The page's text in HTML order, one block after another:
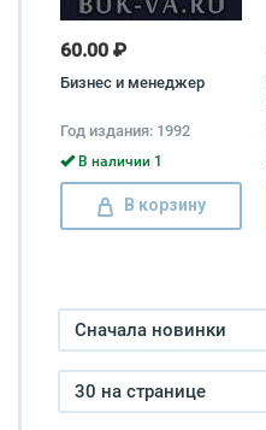
60.00 ₽
Бизнес и менеджер
Год издания: 1992
В наличии 1
В корзину
Сначала новинки
30 на странице